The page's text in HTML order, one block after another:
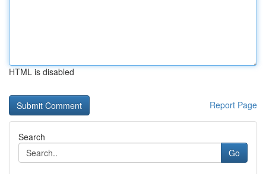
HTML is disabled
Report Page
Search
Go